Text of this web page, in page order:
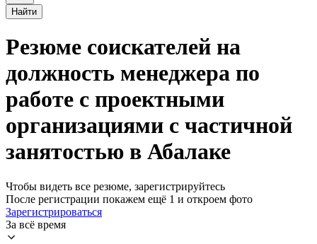
Найти
Резюме соискателей на
должность менеджера по
работе с проектными
организациями с частичной
занятостью в Абалаке
Чтобы видеть все резюме, зарегистрируйтесь
После регистрации покажем ещё 1 и откроем фото
Зарегистрироваться
За всё время